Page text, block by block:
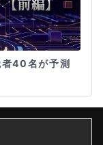
40名が予測